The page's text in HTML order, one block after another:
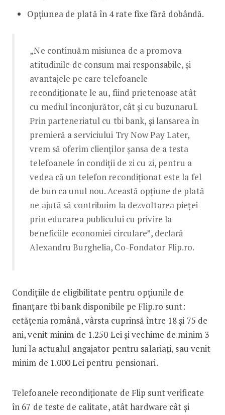
Opțiunea de plată în 4 rate fixe fără dobândă.
„Ne continuăm misiunea de a promova
atitudinile de consum mai responsabile, și
avantajele pe care telefoanele
recondiționate le au, fiind prietenoase atât
cu mediul înconjurător, cât și cu buzunarul.
Prin parteneriatul cu tbi bank, și lansarea în
premieră a serviciului Try Now Pay Later,
vrem să oferim clienților șansa de a testa
telefoanele în condiții de zi cu zi, pentru a
vedea că un telefon recondiționat este la fel
de bun ca unul nou. Această opțiune de plată
ne ajută să contribuim la dezvoltarea pieței
prin educarea publicului cu privire la
beneficiile economiei circulare”, declară
Alexandru Burghelia, Co-Fondator Flip.ro.
Condițiile de eligibilitate pentru opțiunile de
finanțare tbi bank disponibile pe Flip.ro sunt:
cetățenia română, vârsta cuprinsă între 18 și 75 de
ani, venit minim de 1.250 Lei și vechime de minim 3
luni la actualul angajator pentru salariați, sau venit
minim de 1.000 Lei pentru pensionari.
Telefoanele recondiționate de Flip sunt verificate
în 67 de teste de calitate, atât hardware cât și